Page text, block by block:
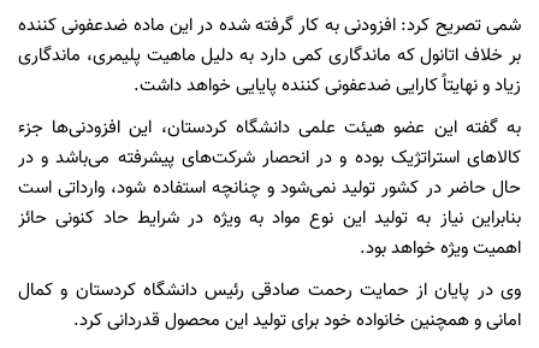
شمی تصریح کرد: افزودنی به کار گرفته شده در این ماده ضدعفونی کننده
بر خلاف اتانول که ماندگاری کمی دارد به دلیل ماهیت پلیمری، ماندگاری
زیاد و نهایتاً کارایی ضدعفونی کننده پایایی خواهد داشت.
به گفته این عضو هیئت علمی دانشگاه کردستان، این افزودنی‌ها جزء
کالاهای استراتژیک بوده و در انحصار شرکت‌های پیشرفته می‌باشد و در
حال حاضر در کشور تولید نمی‌شود و چنانچه استفاده شود، وارداتی است
بنابراین نیاز به تولید این نوع مواد به ویژه در شرایط حاد کنونی حائز
اهمیت ویژه خواهد بود.
وی در پایان از حمایت‌ رحمت صادقی رئیس دانشگاه کردستان و کمال
امانی و همچنین خانواده خود برای تولید این محصول قدردانی کرد.